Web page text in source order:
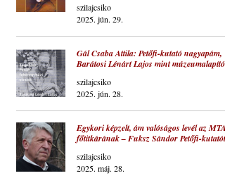
szilajcsiko
2025. jún. 29.
Gál Csaba Attila: Petőfi-kutató nagyapám,
Barátosi Lénárt Lajos mint múzeumalapító
szilajcsiko
2025. jún. 28.
Egykori képzelt, ám valóságos levél az MTA
főtitkárának – Fuksz Sándor Petőfi-
szilajcsiko
2025. máj. 28.